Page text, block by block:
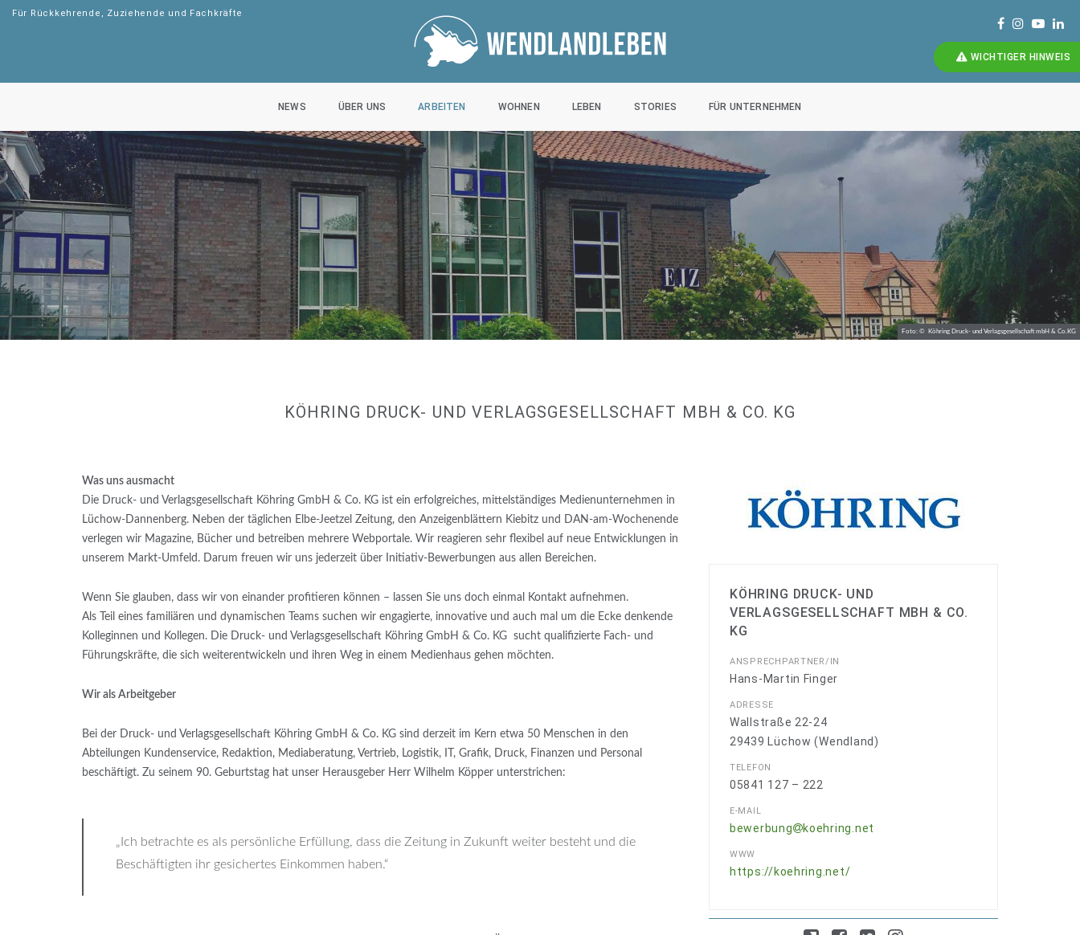
WICHTIGER HINWEIS
Für Rückkehrende, Zuziehende und Fachkräfte
NEWS ÜBER UNS ARBEITEN WOHNEN LEBEN STORIES FÜR UNTERNEHMEN
Foto: © Köhring Druck- und Verlagsgesellschaft mbH & Co.KG
KÖHRING DRUCK- UND VERLAGSGESELLSCHAFT MBH & CO. KG
Was uns ausmacht
Die Druck- und Verlagsgesellschaft Köhring GmbH & Co. KG ist ein erfolgreiches, mittelständiges Medienunternehmen in
Lüchow-Dannenberg. Neben der täglichen Elbe-Jeetzel Zeitung, den Anzeigenblättern Kiebitz und DAN-am-Wochenende
verlegen wir Magazine, Bücher und betreiben mehrere Webportale. Wir reagieren sehr flexibel auf neue Entwicklungen in
unserem Markt-Umfeld. Darum freuen wir uns jederzeit über Initiativ-Bewerbungen aus allen Bereichen.
Wenn Sie glauben, dass wir von einander profitieren können – lassen Sie uns doch einmal Kontakt aufnehmen.
Als Teil eines familiären und dynamischen Teams suchen wir engagierte, innovative und auch mal um die Ecke denkende
Kolleginnen und Kollegen. Die Druck- und Verlagsgesellschaft Köhring GmbH & Co. KG sucht qualifizierte Fach- und
Führungskräfte, die sich weiterentwickeln und ihren Weg in einem Medienhaus gehen möchten.
Wir als Arbeitgeber
Bei der Druck- und Verlagsgesellschaft Köhring GmbH & Co. KG sind derzeit im Kern etwa 50 Menschen in den
Abteilungen Kundenservice, Redaktion, Mediaberatung, Vertrieb, Logistik, IT, Grafik, Druck, Finanzen und Personal
beschäftigt. Zu seinem 90. Geburtstag hat unser Herausgeber Herr Wilhelm Köpper unterstrichen:
„Ich betrachte es als persönliche Erfüllung, dass die Zeitung in Zukunft weiter besteht und die
Beschäftigten ihr gesichertes Einkommen haben.“
KÖHRING DRUCK- UND
VERLAGSGESELLSCHAFT MBH & CO.
KG
ANSPRECHPARTNER/IN
Hans-Martin Finger
ADRESSE
Wallstraße 22-24
29439 Lüchow (Wendland)
TELEFON
05841 127 – 222
E-MAIL
bewerbung koehring.net
WWW
https://koehring.net/